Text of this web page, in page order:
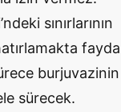
sınırlarının
fayda
burjuvazinin
sürecek.